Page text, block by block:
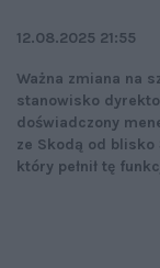
12.08.2025 21:55
Ważna zmiana na
stanowisko
doświadczony
ze Skodą od blisko
który pełnił tę